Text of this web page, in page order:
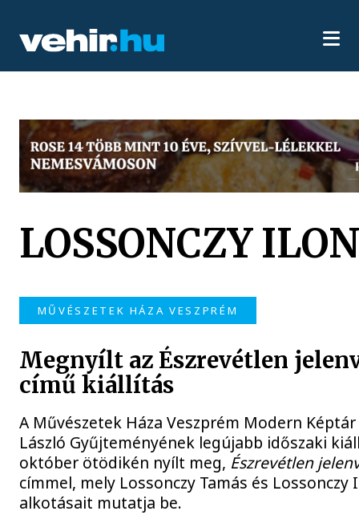
LOSSONCZY
MŰVÉSZETEK HÁZA VESZPRÉM
Megnyílt az Észrevétlen
című kiállítás
A Művészetek Háza Veszprém Modern Képtár
László Gyűjteményének legújabb időszaki
október ötödikén nyílt meg, Észrevétlen
címmel, mely Lossonczy Tamás és Lossonczy
alkotásait mutatja be.